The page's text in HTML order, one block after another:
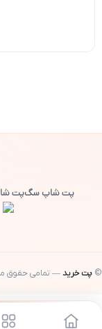
پت شاپ سگپت
© پت خرید— تمامی حقوق